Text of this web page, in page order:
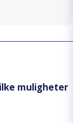
muligheter